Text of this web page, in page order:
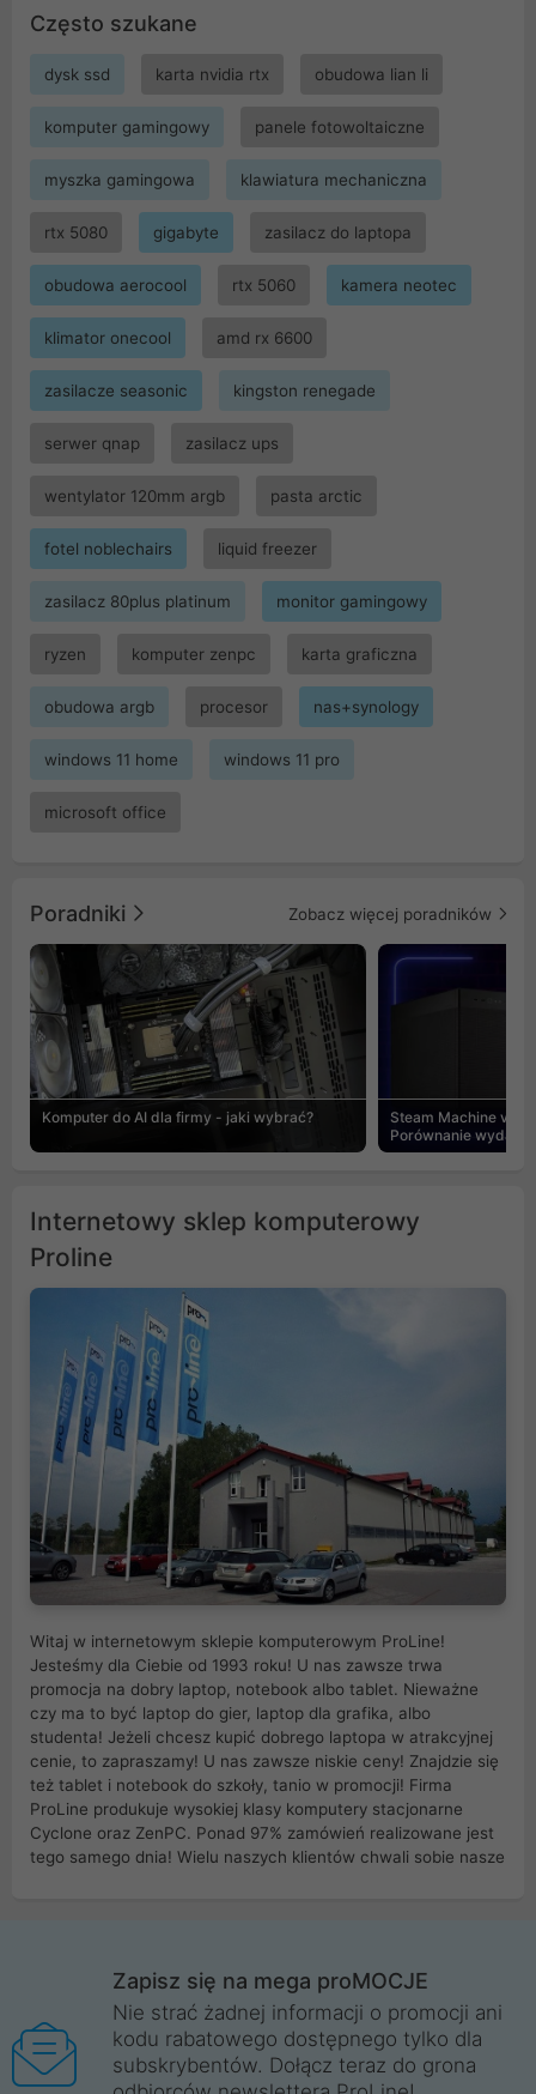
Często szukane
dysk ssd karta nvidia rtx obudowa lian li
komputer gamingowy panele fotowoltaiczne
myszka gamingowa klawiatura mechaniczna
rtx 5080 gigabyte zasilacz do laptopa
obudowa aerocool rtx 5060 kamera neotec
klimator onecool amd rx 6600
zasilacze seasonic kingston renegade
serwer qnap zasilacz ups
wentylator 120mm argb pasta arctic
fotel noblechairs liquid freezer
zasilacz 80plus platinum monitor gamingowy
ryzen komputer zenpc karta graficzna
obudowa argb procesor nas+synology
windows 11 home windows 11 pro
microsoft office
Poradniki Zobacz więcej poradników
Komputer do AI dla firmy - jaki wybrać?
Steam Machine vs
Porównanie
Internetowy sklep komputerowy
Proline
Witaj w internetowym sklepie komputerowym ProLine!
Jesteśmy dla Ciebie od 1993 roku! U nas zawsze trwa
promocja na dobry laptop, notebook albo tablet. Nieważne
czy ma to być laptop do gier, laptop dla grafika, albo
studenta! Jeżeli chcesz kupić dobrego laptopa w atrakcyjnej
cenie, to zapraszamy! U nas zawsze niskie ceny! Znajdzie się
też tablet i notebook do szkoły, tanio w promocji! Firma
ProLine produkuje wysokiej klasy komputery stacjonarne
Cyclone oraz ZenPC. Ponad 97% zamówień realizowane jest
tego samego dnia! Wielu naszych klientów chwali sobie nasze
Wrocław, Poznań, Legnica, Katowice, Gliwice, Kalisz, Bytom,
Trzebnica, Opole. Szybka i profesjonalna obsługa!
ProLine to polska firma ze 100% polskim kapitałem. Działamy
legalnie i płacimy podatki w naszym kraju! Posiadamy siedzibę
Zapisz się na mega proMOCJE
Nie strać żadnej informacji o promocji ani
kodu rabatowego dostępnego tylko dla
subskrybentów. Dołącz teraz do grona